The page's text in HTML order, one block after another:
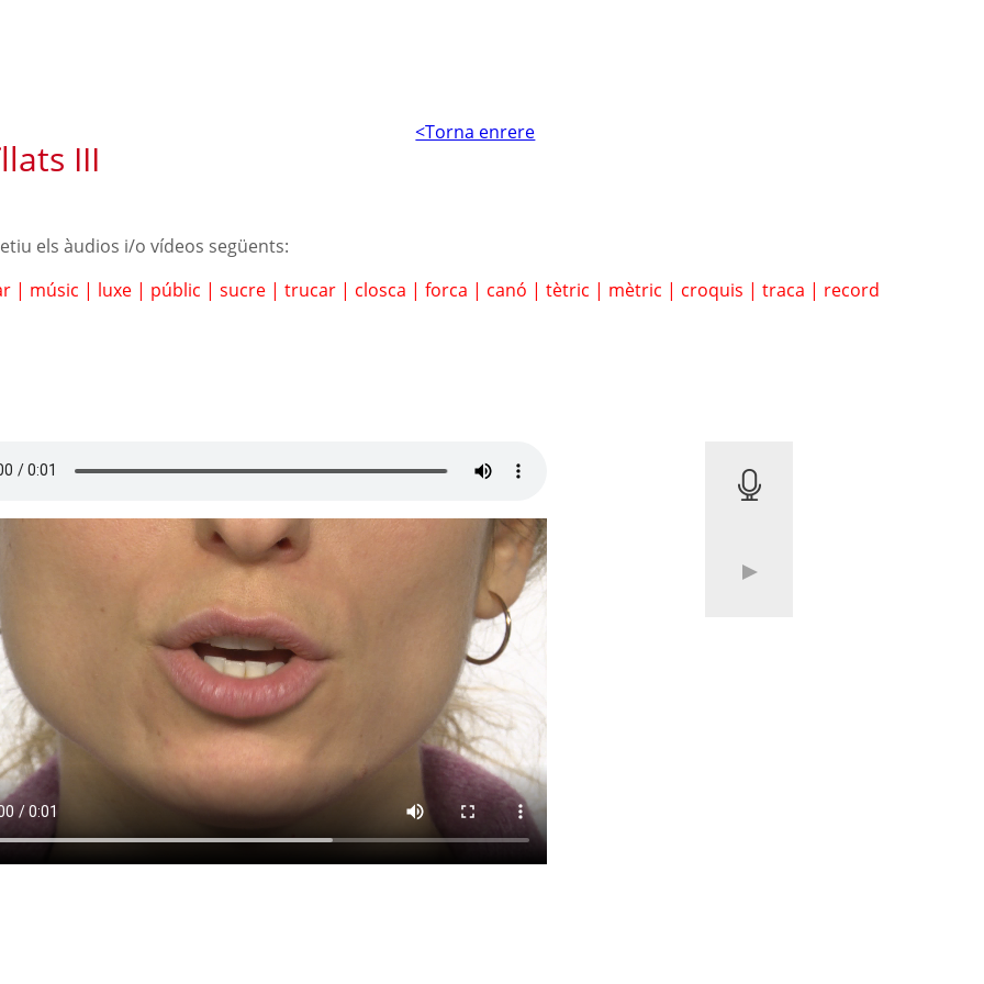
III
<Torna enrere
els àudios i/o vídeos següents:
| músic | luxe | públic |sucre |trucar | closca |forca | canó |tètric | mètric | croquis |traca | record